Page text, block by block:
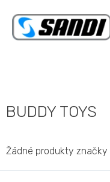
obsah
BUDDY TOYS
Žádné produkty značky